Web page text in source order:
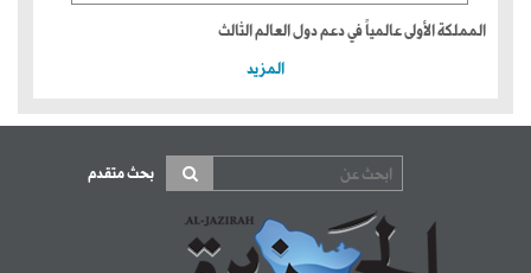
المملكة الأولى عالمياً في دعم دول العالم الثالث
المزيد
بحث متقدم